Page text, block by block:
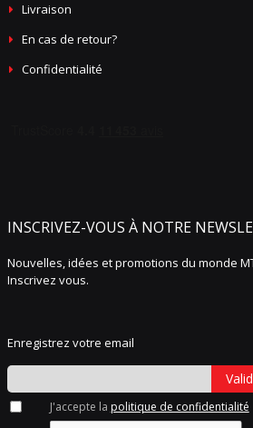
Livraison
En cas de retour?
Confidentialité
INSCRIVEZ-VOUS À NOTRE
Nouvelles, idées et promotions du monde
Inscrivez vous.
Enregistrez votre email
J'accepte la politique de confidentialité